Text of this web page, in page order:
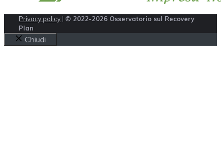
Privacy policy | © 2022-2026 Osservatorio sul Recovery
Plan
Chiudi